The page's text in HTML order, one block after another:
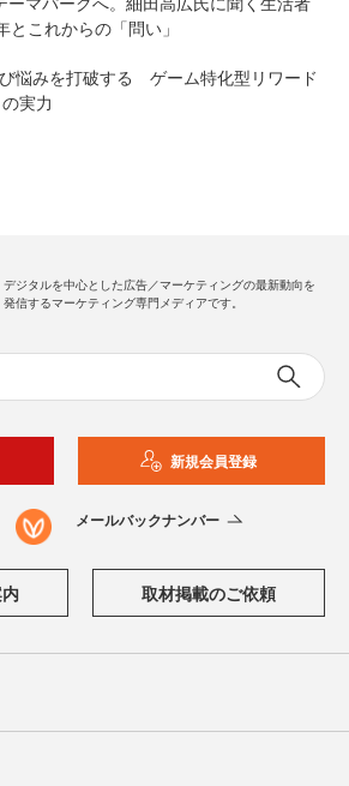
とこれからの「問い」
悩みを打破する ゲーム特化型リワード
実力
デジタルを中心とした広告／マーケティングの最新動向を
発信するマーケティング専門メディアです。
新規会員登録
メールバックナンバー
取材掲載のご依頼